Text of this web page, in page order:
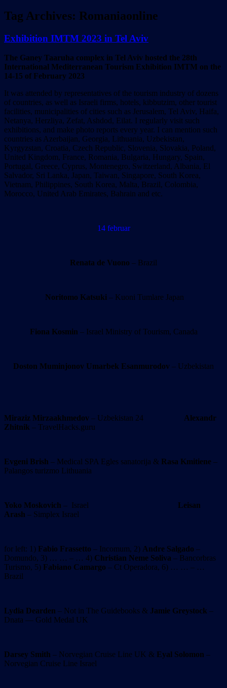
Tag Archives: Romaniaonline
Exhibition IMTM 2023 in Tel Aviv
The Ganey Taaruha complex in Tel Aviv hosted the 28th
International Mediterranean Tourism Exhibition IMTM on the
14-15 of February 2023
It was attended by representatives of the tourism industry of dozens
of countries, as well as Israeli firms, hotels, kibbutzim, other tourist
facilities, municipalities of cities such as Jerusalem, Tel Aviv, Haifa,
Netanya, Herzliya, Zefat, Ashdod, Eilat. I regularly visit such
exhibitions, and make photo reports every year. I can mention such
countries as Azerbaijan, Georgia, Lithuania, Uzbekistan,
Kyrgyzstan, Croatia, Czech Republic, Slovenia, Slovakia, Poland,
United Kingdom, France, Romania, Bulgaria, Hungary, Spain,
Portugal, Greece, Cyprus, Montenegro, Switzerland, Albania, El
Salvador, Sri Lanka, Japan, Taiwan, Singapore, South Korea,
Vietnam, Philippines, South Korea, Malta, Brazil, Colombia,
Morocco, United Arab Emirates, Bahrain and etc.
14 februar
Renata de Vuono – Brazil
Noritomo Katsuki – Kuoni Tumlare Japan
Fiona Kosmin – Israel Ministry of Tourism, Canada
Doston Muminjonov Umarbek Esanmurodov – Uzbekistan
Miraziz Mirzaakhmedov – Uzbekistan 24 Alexandr
Zhitnik – TravelHacks.guru
Evgeni Brish – Medical SPA Egles sanatorija & Rasa Kmitiene –
Palangos turizmo Lithuania
Yoko Moskovich – Israel Leisan
Arash – Simplex Israel
for left: 1) Fabio Frassetto – Incomum, 2) Andre Salgado –
Domundo, 3) … … – … 4) Christian Neme Soliva – Bancorbras
Turismo, 5) Fabiano Camargo – Ct Operadora, 6) … … – …
Brazil
Lydia Dearden – Not in The Guidebooks & Jamie Greystock –
Dnata — Gold Medal UK
Darsey Smith – Norvegian Cruise Line UK & Eyal Solomon –
Norvegian Cruise Line Israel